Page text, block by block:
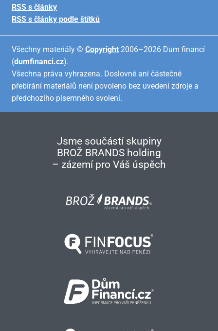
RSS s články
RSS s články podle štítků
Všechny materiály © Copyright 2006–2026 Dům financí
(dumfinanci.cz).
Všechna práva vyhrazena. Doslovné ani částečné
přebírání materiálů není povoleno bez uvedení zdroje a
předchozího písemného svolení.
Jsme součástí skupiny
BROŽ BRANDS holding
– zázemí pro Váš úspěch